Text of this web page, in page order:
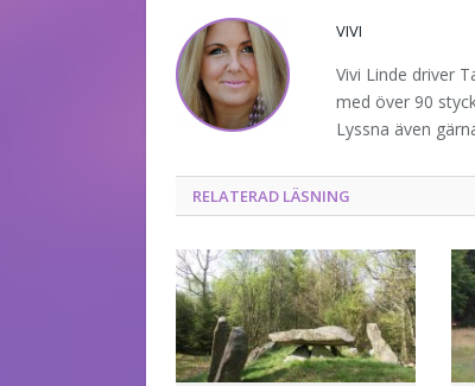
VIVI
Vivi Linde driver
med över 90
Lyssna även
RELATERAD LÄSNING